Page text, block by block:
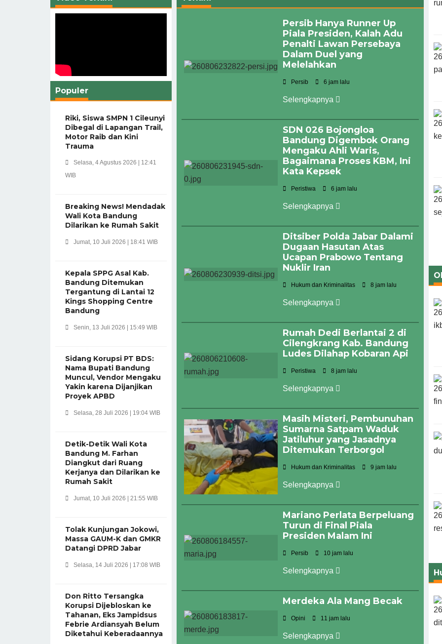
Populer
Riki, Siswa SMPN 1 Cileunyi
Dibegal di Lapangan Trail,
Motor Raib dan Kini
Trauma
Selasa, 4 Agustus 2026 | 12:41
WIB
Breaking News! Mendadak
Wali Kota Bandung
Dilarikan ke Rumah Sakit
Jumat, 10 Juli 2026 | 18:41 WIB
Kepala SPPG Asal Kab.
Bandung Ditemukan
Tergantung di Lantai 12
Kings Shopping Centre
Bandung
Senin, 13 Juli 2026 | 15:49 WIB
Sidang Korupsi PT BDS:
Nama Bupati Bandung
Muncul, Vendor Mengaku
Yakin karena Dijanjikan
Proyek APBD
Selasa, 28 Juli 2026 | 19:04 WIB
Detik-Detik Wali Kota
Bandung M. Farhan
Diangkut dari Ruang
Kerjanya dan Dilarikan ke
Rumah Sakit
Jumat, 10 Juli 2026 | 21:55 WIB
Tolak Kunjungan Jokowi,
Massa GAUM-K dan GMKR
Datangi DPRD Jabar
Selasa, 14 Juli 2026 | 17:08 WIB
Don Ritto Tersangka
Korupsi Dijebloskan ke
Tahanan, Eks Jampidsus
Febrie Ardiansyah Belum
Diketahui Keberadaannya
Persib Hanya Runner Up
Piala Presiden, Kalah Adu
Penalti Lawan Persebaya
Dalam Duel yang
Melelahkan
Persib 6 jam lalu
Selengkapnya
SDN 026 Bojongloa
Bandung Digembok Orang
Mengaku Ahli Waris,
Bagaimana Proses KBM, Ini
Kata Kepsek
Peristiwa 6 jam lalu
Selengkapnya
Ditsiber Polda Jabar Dalami
Dugaan Hasutan Atas
Ucapan Prabowo Tentang
Nuklir Iran
Hukum dan Kriminalitas 8 jam lalu
Selengkapnya
Rumah Dedi Berlantai 2 di
Cilengkrang Kab. Bandung
Ludes Dilahap Kobaran Api
Peristiwa 8 jam lalu
Selengkapnya
Masih Misteri, Pembunuhan
Sumarna Satpam Waduk
Jatiluhur yang Jasadnya
Ditemukan Terborgol
Hukum dan Kriminalitas 9 jam lalu
Selengkapnya
Mariano Perlata Berpeluang
Turun di Final Piala
Presiden Malam Ini
Persib 10 jam lalu
Selengkapnya
Merdeka Ala Mang Becak
Opini 11 jam lalu
Selengkapnya